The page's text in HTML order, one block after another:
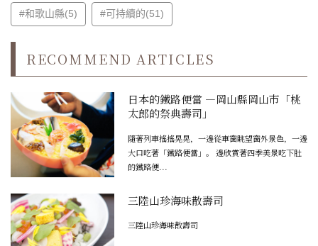
#和歌山縣(5) #可持續的(51)
RECOMMEND ARTICLES
日本的鐵路便當 ―岡山縣岡山市「桃
太郎的祭典壽司」
隨著列車搖搖晃晃，一邊從車窗眺望窗外景色，一邊
大口吃著「鐵路便當」。 邊欣賞著四季美景吃下肚
的鐵路便...
三陸山珍海味散壽司
三陸山珍海味散壽司